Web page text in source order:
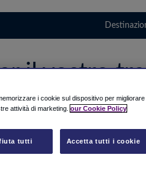
il vostro
in Grecia
i cookie sul dispositivo per
attività di marketing. our Cookie Policy
tutti Accetta tutti i cookie